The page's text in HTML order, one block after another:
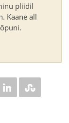
pliidil
Kaane all